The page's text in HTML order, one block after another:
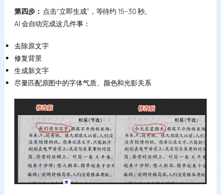
第四步： 点击“立即生成”，等待约 15–30 秒。
AI 会自动完成这几件事：
去除原文字
修复背景
生成新文字
尽量匹配原图中的字体气质、颜色和光影关系